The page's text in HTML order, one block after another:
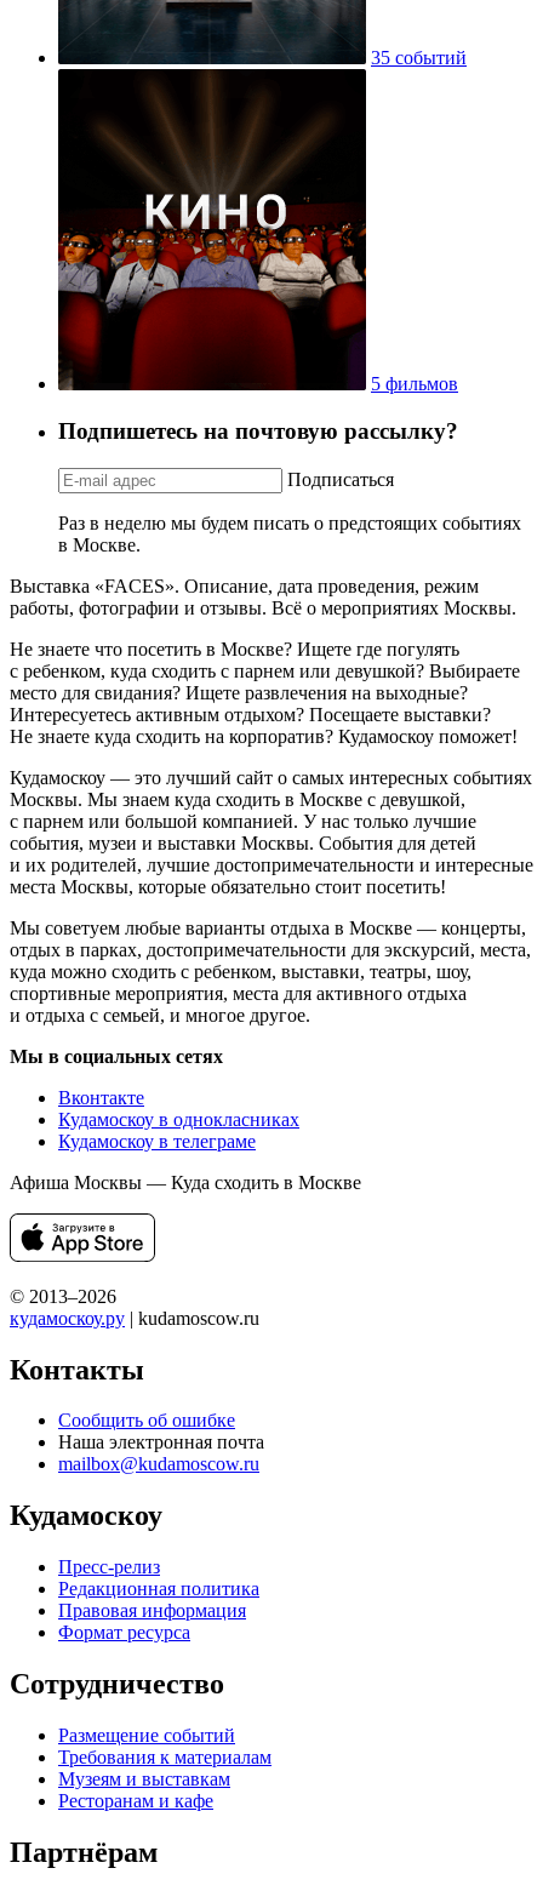
35 событий
5 фильмов
Подпишетесь на почтовую рассылку?
Подписаться
Раз в неделю мы будем писать о предстоящих событиях
в Москве.
Выставка «FACES». Описание, дата проведения, режим
работы, фотографии и отзывы. Всё о мероприятиях Москвы.
Не знаете что посетить в Москве? Ищете где погулять
с ребенком, куда сходить с парнем или девушкой? Выбираете
место для свидания? Ищете развлечения на выходные?
Интересуетесь активным отдыхом? Посещаете выставки?
Не знаете куда сходить на корпоратив? Кудамоскоу поможет!
Кудамоскоу — это лучший сайт о самых интересных событиях
Москвы. Мы знаем куда сходить в Москве с девушкой,
с парнем или большой компанией. У нас только лучшие
события, музеи и выставки Москвы. События для детей
и их родителей, лучшие достопримечательности и интересные
места Москвы, которые обязательно стоит посетить!
Мы советуем любые варианты отдыха в Москве — концерты,
отдых в парках, достопримечательности для экскурсий, места,
куда можно сходить с ребенком, выставки, театры, шоу,
спортивные мероприятия, места для активного отдыха
и отдыха с семьей, и многое другое.
Мы в социальных сетях
Вконтакте
Кудамоскоу в однокласниках
Кудамоскоу в телеграме
Афиша Москвы — Куда сходить в Москве
© 2013–2026
кудамоскоу.ру | kudamoscow.ru
Контакты
Сообщить об ошибке
Наша электронная почта
mailbox@kudamoscow.ru
Кудамоскоу
Пресс-релиз
Редакционная политика
Правовая информация
Формат ресурса
Сотрудничество
Размещение событий
Требования к материалам
Музеям и выставкам
Ресторанам и кафе
Партнёрам